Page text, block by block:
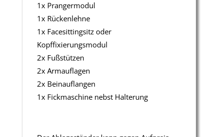
1x Prangermodul
1x Rückenlehne
1x Facesittingsitz oder
Kopffixierungsmodul
2x Fußstützen
2x Armauflagen
2x Beinauflangen
1x Fickmaschine nebst Halterung